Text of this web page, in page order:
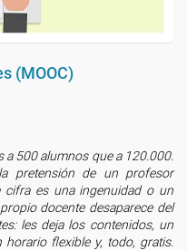
(MOOC)
a 500 alumnos que a 120.000.
pretensión de un profesor
cifra es una ingenuidad o un
docente desaparece del
les deja los contenidos, un
flexible y, todo, gratis.